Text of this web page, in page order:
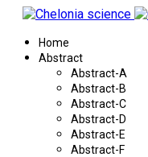
Home
Abstract
Abstract-A
Abstract-B
Abstract-C
Abstract-D
Abstract-E
Abstract-F